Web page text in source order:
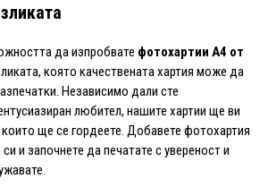
да изпробвате фотохартии A4 от
която качествената хартия може да
Независимо дали сте
любител, нашите хартии ще ви
които ще се гордеете. Добавете фотохартия
и започнете да печатате с увереност и